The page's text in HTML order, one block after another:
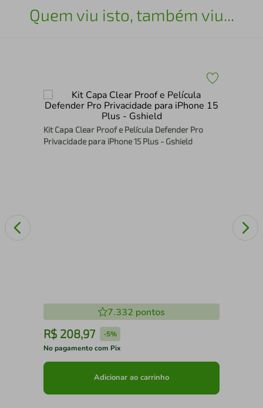
Quem viu isto, também viu...
Kit Capa Clear Proof e Película Defender Pro
Privacidade para iPhone 15 Plus - Gshield
7.332 pontos
R$ 208,97 -5%
No pagamento com Pix
Adicionar ao carrinho